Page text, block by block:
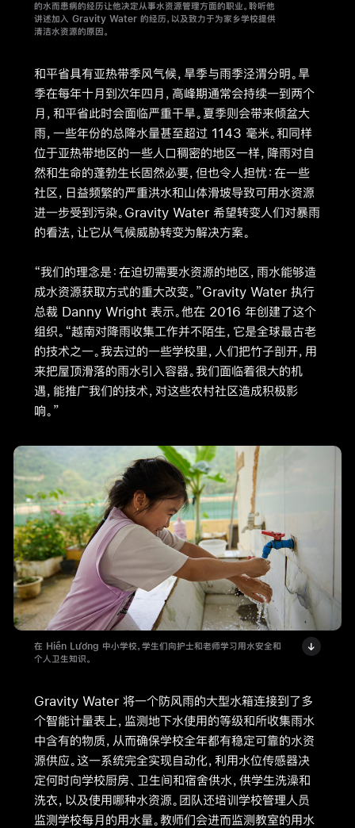
音
频
Phan
Viet
Dung
的水而患病的经历让他决定从事水资源管理方面的职业。聆听他
讲述加入 Gravity Water 的经历，以及致力于为家乡学校提供
清洁水资源的原因。
和平省具有亚热带季风气候，旱季与雨季泾渭分明。旱
季在每年十月到次年四月，高峰期通常会持续一到两个
月，和平省此时会面临严重干旱。夏季则会带来倾盆大
雨，一些年份的总降水量甚至超过 1143 毫米。和同样
位于亚热带地区的一些人口稠密的地区一样，降雨对自
然和生命的蓬勃生长固然必要，但也令人担忧：在一些
社区，日益频繁的严重洪水和山体滑坡导致可用水资源
进一步受到污染。Gravity Water 希望转变人们对暴雨
的看法，让它从气候威胁转变为解决方案。
“我们的理念是：在迫切需要水资源的地区，雨水能够造
成水资源获取方式的重大改变。”Gravity Water 执行
总裁 Danny Wright 表示。他在 2016 年创建了这个
组织。“越南对降雨收集工作并不陌生，它是全球最古老
的技术之一。我去过的一些学校里，人们把竹子剖开，用
来把屋顶滑落的雨水引入容器。我们面临着很大的机
遇，能推广我们的技术，对这些农村社区造成积极影
响。”
在 Hiền Lương 中小学校，学生们向护士和老师学习用水安全和
个人卫生知识。
Gravity Water 将一个防风雨的大型水箱连接到了多
个智能计量表上，监测地下水使用的等级和所收集雨水
中含有的物质，从而确保学校全年都有稳定可靠的水资
源供应。这一系统完全实现自动化，利用水位传感器决
定何时向学校厨房、卫生间和宿舍供水，供学生洗澡和
洗衣，以及使用哪种水资源。团队还培训学校管理人员
监测学校每月的用水量。教师们会进而监测教室的用水